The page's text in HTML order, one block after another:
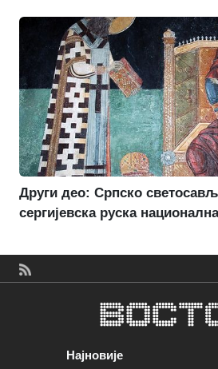
Други део: Српско
сергијевска руска
Најновије